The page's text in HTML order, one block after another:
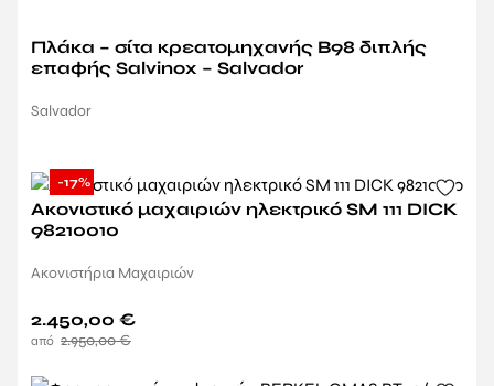
Πλάκα – σίτα κρεατομηχανής Β98 διπλής
επαφής Salvinox – Salvador
Salvador
-17%
Ακονιστικό μαχαιριών ηλεκτρικό SM 111 DICK
98210010
Ακονιστήρια Μαχαιριών
2.950,00€
2.450,00 €